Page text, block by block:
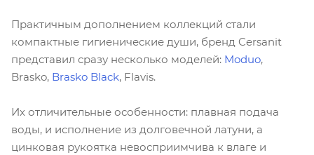
Практичным дополнением коллекций стали
компактные гигиенические души, бренд Cersanit
представил сразу несколько моделей: Moduo,
Brasko, Brasko Black, Flavis.
Их отличительные особенности: плавная подача
воды, и исполнение из долговечной латуни, а
цинковая рукоятка невосприимчива к влаге и